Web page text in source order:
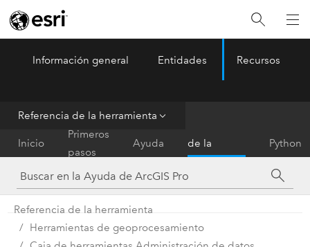
ArcGIS Pro Menu
Información general Entidades Recursos
Referencia de la herramienta
Inicio
Primeros
pasos
Ayuda
de la
herramienta
Python
Referencia de la herramienta
Herramientas de geoprocesamiento